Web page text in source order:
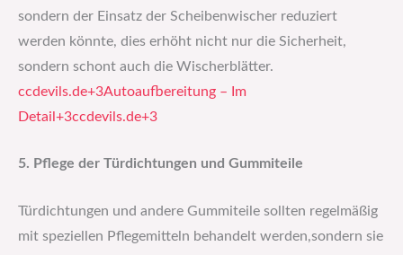
sondern der Einsatz der Scheibenwischer reduziert
werden könnte, dies erhöht nicht nur die Sicherheit,
sondern schont auch die Wischerblätter.​
ccdevils.de+3Autoaufbereitung – Im
Detail+3ccdevils.de+3
5. Pflege der Türdichtungen und Gummiteile
Türdichtungen und andere Gummiteile sollten regelmäßig
mit speziellen Pflegemitteln behandelt werden,sondern sie